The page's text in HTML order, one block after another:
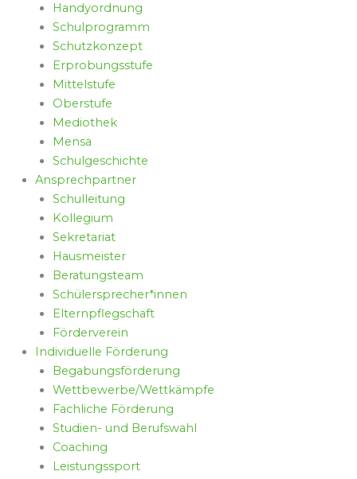
Handyordnung
Schulprogramm
Schutzkonzept
Erprobungsstufe
Mittelstufe
Oberstufe
Mediothek
Mensa
Schulgeschichte
Ansprechpartner
Schulleitung
Kollegium
Sekretariat
Hausmeister
Beratungsteam
Schülersprecher*innen
Elternpflegschaft
Förderverein
Individuelle Förderung
Begabungsförderung
Wettbewerbe/Wettkämpfe
Fachliche Förderung
Studien- und Berufswahl
Coaching
Leistungssport